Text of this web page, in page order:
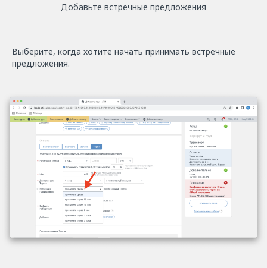
Добавьте встречные предложения
Выберите, когда хотите начать принимать встречные
предложения.